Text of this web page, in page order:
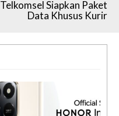
Telkomsel Siapkan Paket
Data Khusus Kurir